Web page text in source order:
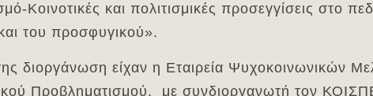
Κοινοτικές και πολιτισμικές προσεγγίσεις στο
του προσφυγικού».
διοργάνωση είχαν η Εταιρεία Ψυχοκοινωνικών
Προβληματισμού, με συνδιοργανωτή τον